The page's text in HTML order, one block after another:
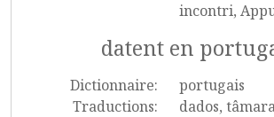
incontri,
datent en
Dictionnaire:
portugais
Traductions:
dados,